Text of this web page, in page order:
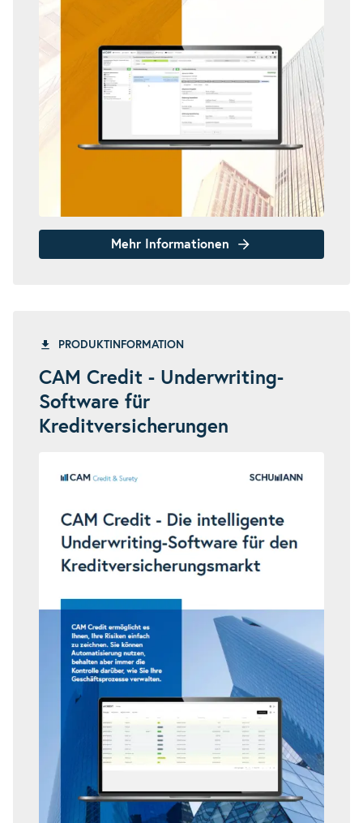
Mehr Informationen
PRODUKTINFORMATION
CAM Credit - Underwriting-
Software für
Kreditversicherungen